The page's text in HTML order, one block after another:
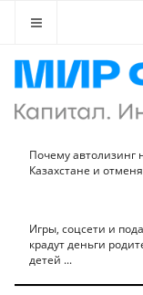
Почему автолизинг
Казахстане и
Игры, соцсети и
крадут деньги
детей ...